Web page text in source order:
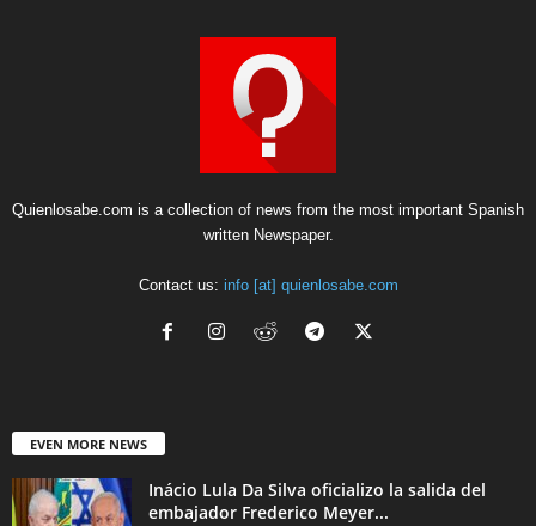
Quienlosabe.com is a collection of news from the most important Spanish
written Newspaper.
Contact us: info [at] quienlosabe.com
EVEN MORE NEWS
Inácio Lula Da Silva oficializo la salida del
embajador Frederico Meyer...